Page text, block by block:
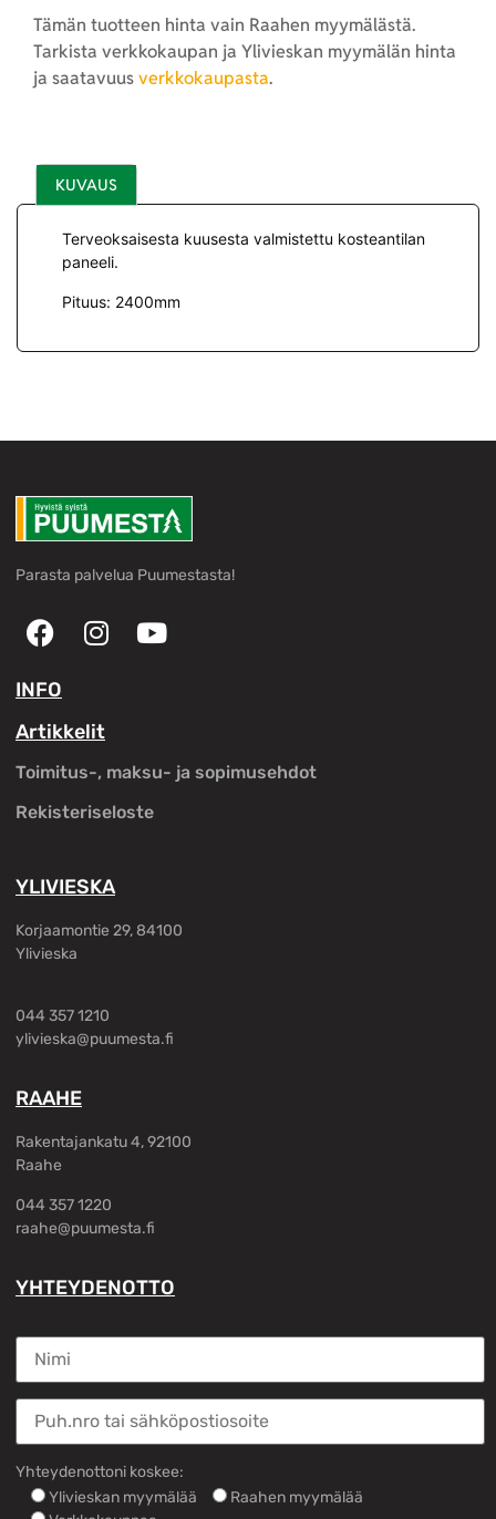
Tämän tuotteen hinta vain Raahen myymälästä.
Tarkista verkkokaupan ja Ylivieskan myymälän hinta
ja saatavuusverkkokaupasta.
KUVAUS
Terveoksaisesta kuusesta valmistettu kosteantilan
paneeli.
Pituus: 2400mm
Parasta palvelua Puumestasta!
INFO
Artikkelit
Toimitus-, maksu- ja sopimusehdot
Rekisteriseloste
YLIVIESKA
Korjaamontie 29, 84100
Ylivieska
044 357 1210
ylivieska@puumesta.fi
RAAHE
Rakentajankatu 4, 92100
Raahe
044 357 1220
raahe@puumesta.fi
YHTEYDENOTTO
Yhteydenottoni koskee:
Ylivieskan myymälää
Raahen myymälää